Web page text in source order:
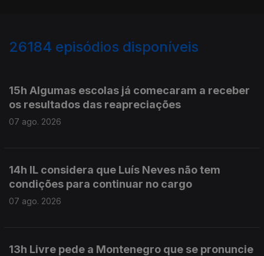
26184 episódios disponíveis
15h Algumas escolas já comecaram a receber
os resultados das reapreciações
07 ago. 2026
14h IL considera que Luís Neves não tem
condições para continuar no cargo
07 ago. 2026
13h Livre pede a Montenegro que se pronuncie